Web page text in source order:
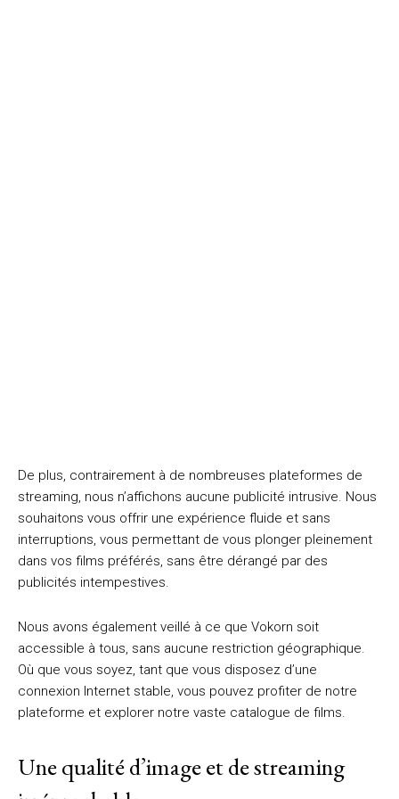
De plus, contrairement à de nombreuses plateformes de
streaming, nous n’affichons aucune publicité intrusive. Nous
souhaitons vous offrir une expérience fluide et sans
interruptions, vous permettant de vous plonger pleinement
dans vos films préférés, sans être dérangé par des
publicités intempestives.
Nous avons également veillé à ce que Vokorn soit
accessible à tous, sans aucune restriction géographique.
Où que vous soyez, tant que vous disposez d’une
connexion Internet stable, vous pouvez profiter de notre
plateforme et explorer notre vaste catalogue de films.
Une qualité d’image et de streaming